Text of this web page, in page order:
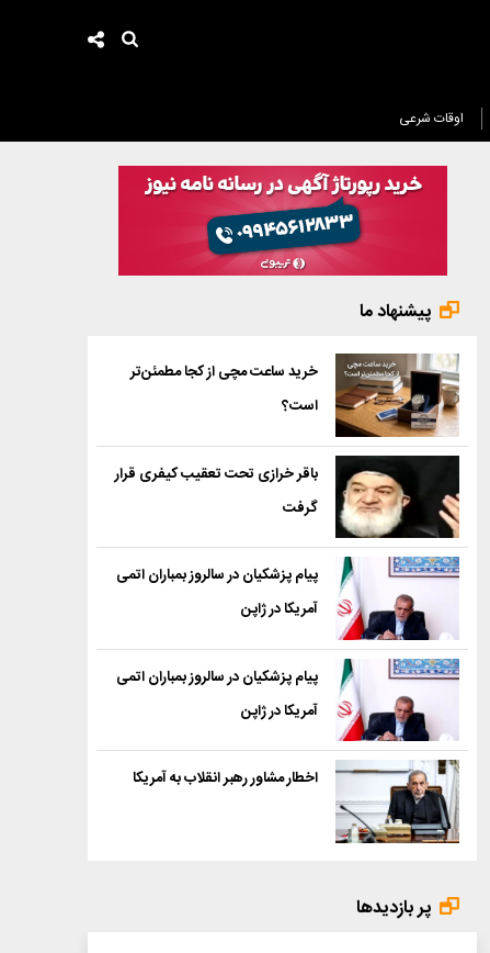
اوقات شرعی
پیشنهاد ما
خرید ساعت مچی از کجا مطمئن‌تر
است؟
باقر خرازی تحت تعقیب کیفری قرار
گرفت
پیام پزشکیان در سالروز بمباران اتمی
آمریکا در ژاپن
پیام پزشکیان در سالروز بمباران اتمی
آمریکا در ژاپن
اخطار مشاور رهبر انقلاب به آمریکا
پر بازدیدها